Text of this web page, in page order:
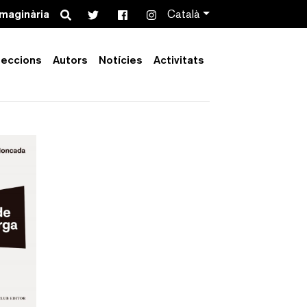
Search Català
Autors Notícies Activitats
Order by: Collection